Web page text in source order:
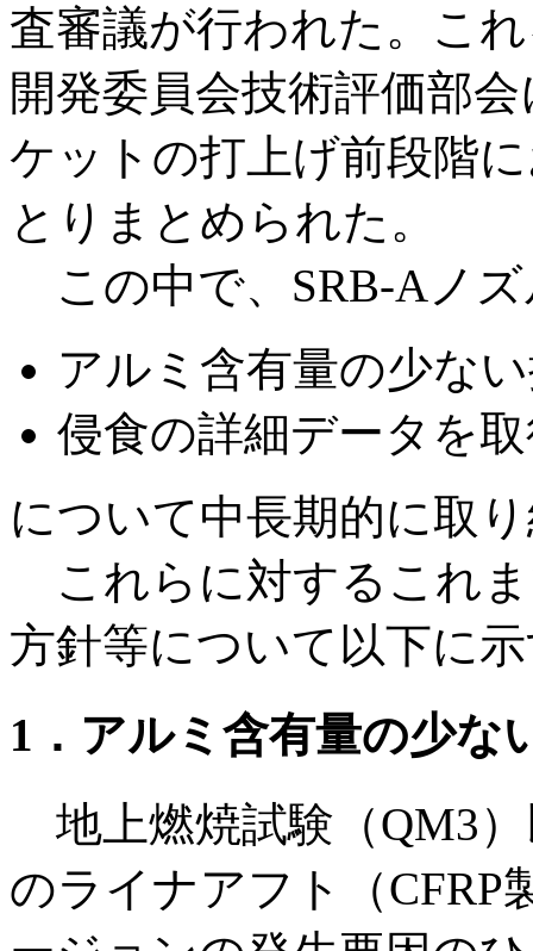
査審議が行われた。こ
開発委員会技術評価部
ケットの打上げ前段階
とりまとめられた。
この中で、SRB-Aノ
アルミ含有量の少な
侵食の詳細データを
について中長期的に取
これらに対するこれ
方針等について以下に
1．アルミ含有量の少な
地上燃焼試験（QM3
のライナアフト（CFRP